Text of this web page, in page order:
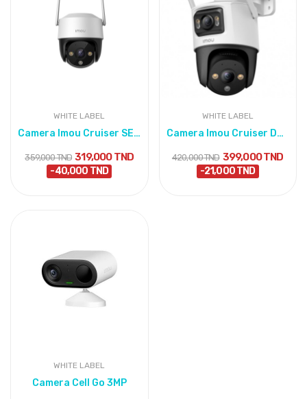
WHITE LABEL
Camera Imou Cruiser SE+ 5MP
359,000 TND 319,000 TND
-40,000 TND
WHITE LABEL
Camera Imou Cruiser Dual 6MP
420,000 TND 399,000 TND
-21,000 TND
WHITE LABEL
Camera Cell Go 3MP